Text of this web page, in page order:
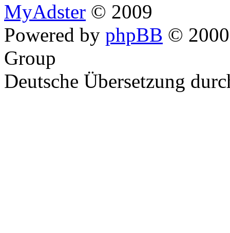
MyAdster © 2009
Powered by phpBB ©
Group
Deutsche Übersetzung